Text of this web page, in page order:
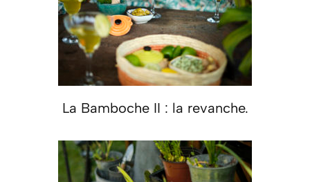
La Bamboche II : la revanche.